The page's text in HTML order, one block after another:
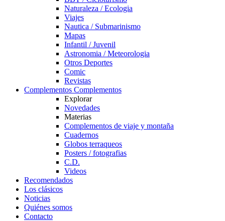
Naturaleza / Ecologia
Viajes
Nautica / Submarinismo
Mapas
Infantil / Juvenil
Astronomia / Meteorologia
Otros Deportes
Comic
Revistas
Complementos Complementos
Explorar
Novedades
Materias
Complementos de viaje y montaña
Cuadernos
Globos terraqueos
Posters / fotografias
C.D.
Videos
Recomendados
Los clásicos
Noticias
Quiénes somos
Contacto